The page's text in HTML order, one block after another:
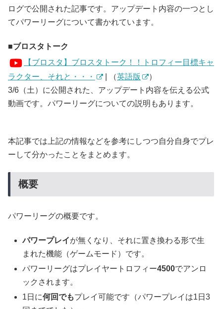
ログで公開された記事です。アップデート内容の一つとし
てパワーリーグについて書かれています。
ブロスタトーク
【ブロスタ】ブロスタトーク！！トロフィー目標キャ
ラクター、それと・・・
| （英語版
）
3/6（土）に公開された、アップデート内容を伝える公式
動画です。パワーリーグについての説明もあります。
本記事では上記の情報などを参考にしつつ自分自身でプレ
ーして分かったことをまとめます。
概要
パワーリーグの概要です。
パワープレイが無くなり、それに置き換わる形で生
まれた機能（ゲームモード）です。
パワーリーグはプレイヤートロフィー4500でアンロ
ックされます。
1日に何回でもプレイ可能です（パワープレイは1日3